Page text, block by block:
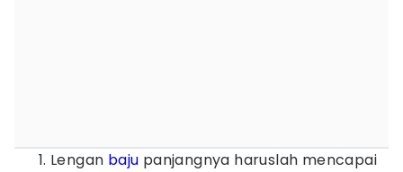
Lengan baju panjangnya haruslah mencapai